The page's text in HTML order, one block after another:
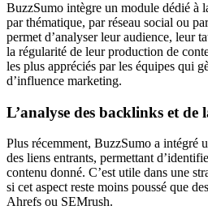
BuzzSumo intègre un module dédié à
par thématique, par réseau social ou
permet d’analyser leur audience, leur
la régularité de leur production de
les plus appréciés par les équipes qui
d’influence marketing.
L’analyse des backlinks et
Plus récemment, BuzzSumo a intégré
des liens entrants, permettant
contenu donné. C’est utile dans une
si cet aspect reste moins poussé que
Ahrefs ou SEMrush.